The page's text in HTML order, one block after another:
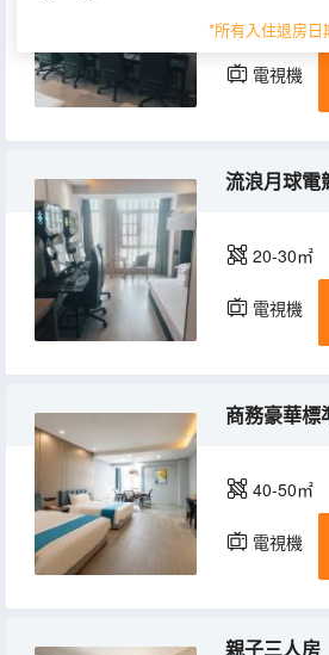
*所有入住退房日
40-50㎡
電視機
20-30㎡
電視機
商務豪華標
40-50㎡
電視機